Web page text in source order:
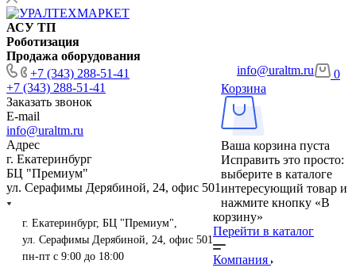
АСУ ТП
Роботизация
Продажа оборудования
+7 (343) 288-51-41
+7 (343) 288-51-41
Заказать звонок
E-mail
info@uraltm.ru
Адрес
г. Екатеринбург
БЦ "Премиум"
ул. Серафимы Дерябиной, 24, офис 501
info@uraltm.ru
г. Екатеринбург, БЦ "Премиум",
ул. Серафимы Дерябиной, 24, офис 501
пн-пт с 9:00 до 18:00
0
Корзина
Ваша корзина пуста
Исправить это просто:
выберите в каталоге
интересующий товар и
нажмите кнопку «В
корзину»
Перейти в каталог
Компания